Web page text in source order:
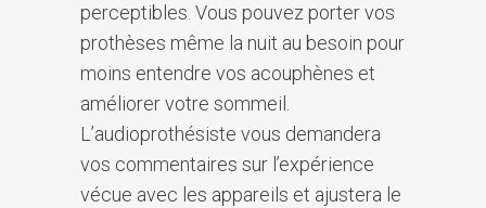
perceptibles. Vous pouvez porter vos
prothèses même la nuit au besoin pour
moins entendre vos acouphènes et
améliorer votre sommeil.
L’audioprothésiste vous demandera
vos commentaires sur l’expérience
vécue avec les appareils et ajustera le